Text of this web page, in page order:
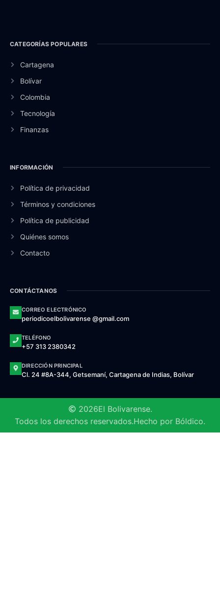
CATEGORÍAS POPULARES
Cartagena
Bolívar
Colombia
Tecnología
Finanzas
INFORMACIÓN
Política de privacidad
Términos y condiciones
Política de publicidad
Quiénes somos
Contacto
CONTÁCTANOS
CORREO ELECTRÓNICO
periodicoelbolivarense @gmail.com
TELÉFONO
+57 313 2380342
DIRECCIÓN PRINCIPAL
Cl. 24 #8A-344, Getsemaní, Cartagena de Indias, Bolívar
2026El Bolivarense.
Todos los derechos reservados.Hecho por Bóldico.